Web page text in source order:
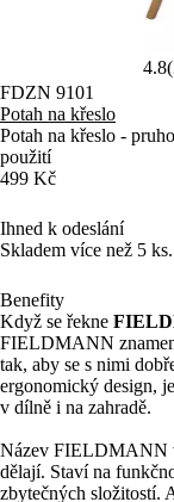
4.8
FDZN 9101
Potah na křeslo
Potah na křeslo -
použití
499 Kč
Ihned k odeslání
Skladem více než 5 ks.
Benefity
Když se řekne
FIELDMANN
tak, aby se s nimi
ergonomický design,
v dílně i na zahradě.
Název FIELDMANN
dělají. Staví na
zbytečných složitostí.